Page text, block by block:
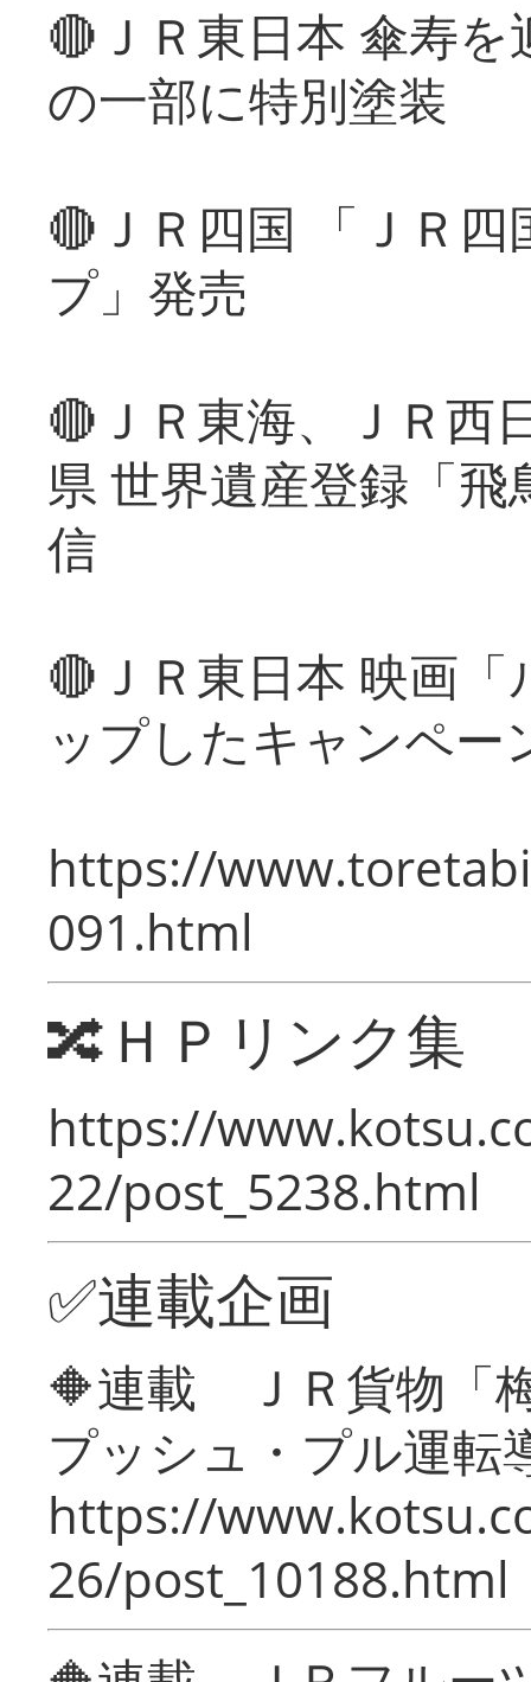
🔴ＪＲ東日本 傘寿
の一部に特別塗装
🔴ＪＲ四国 「ＪＲ
プ」発売
🔴ＪＲ東海、ＪＲ西
県 世界遺産登録「
信
🔴ＪＲ東日本 映画
ップしたキャンペー
https://
091.html
🔀ＨＰリンク集
https://
22/post_5238.html
✅連載企画
🔶連載 ＪＲ貨物「
プッシュ・プル運転
https://
26/post_10188.html